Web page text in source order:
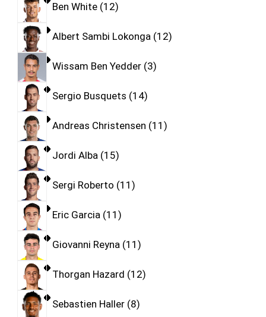
Ben White 12
Albert Sambi Lokonga 12
Wissam Ben Yedder 3
Sergio Busquets 14
Andreas Christensen 11
Jordi Alba 15
Sergi Roberto 11
Eric Garcia 11
Giovanni Reyna 11
Thorgan Hazard 12
Sebastien Haller 8